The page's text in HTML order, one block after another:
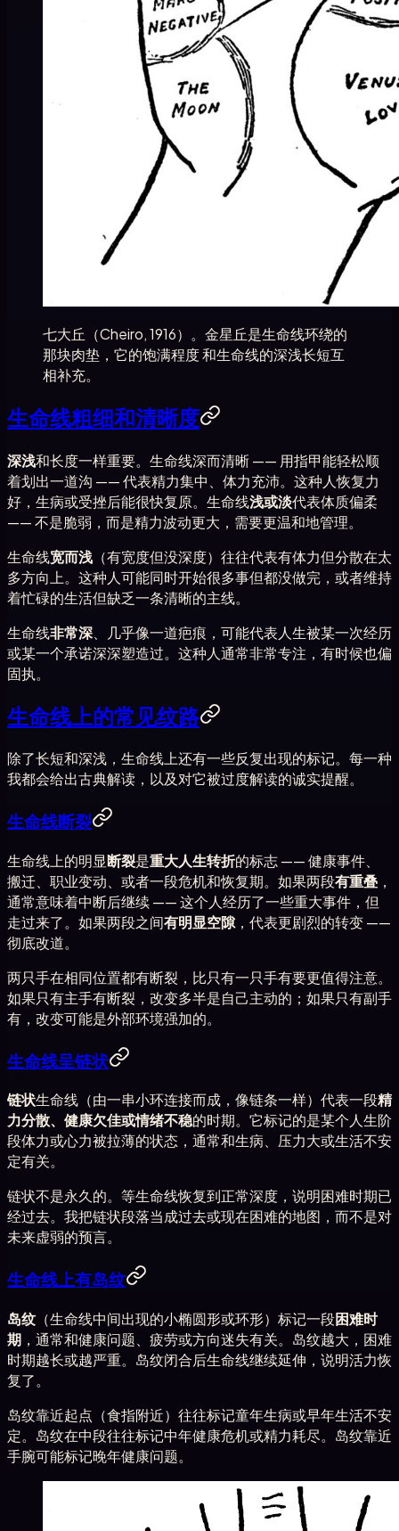
七大丘（Cheiro, 1916）。金星丘是生命线环绕的
那块肉垫，它的饱满程度 和生命线的深浅长短互
相补充。
生命线粗细和清晰度
深浅和长度一样重要。生命线深而清晰 —— 用指甲能轻松顺
着划出一道沟 —— 代表精力集中、体力充沛。这种人恢复力
好，生病或受挫后能很快复原。生命线浅或淡代表体质偏柔
—— 不是脆弱，而是精力波动更大，需要更温和地管理。
生命线宽而浅 （有宽度但没深度）往往代表有体力但分散在太
多方向上。这种人可能同时开始很多事但都没做完，或者维持
着忙碌的生活但缺乏一条清晰的主线。
生命线非常深 、几乎像一道疤痕，可能代表人生被某一次经历
或某一个承诺深深塑造过。这种人通常非常专注，有时候也偏
固执。
生命线上的常见纹路
除了长短和深浅，生命线上还有一些反复出现的标记。每一种
我都会给出古典解读，以及对它被过度解读的诚实提醒。
生命线断裂
生命线上的明显断裂是重大人生转折的标志 —— 健康事件、
搬迁、职业变动、或者一段危机和恢复期。如果两段有重叠 ，
通常意味着中断后继续 —— 这个人经历了一些重大事件，但
走过来了。如果两段之间有明显空隙，代表更剧烈的转变 ——
彻底改道。
两只手在相同位置都有断裂，比只有一只手有要更值得注意。
如果只有主手有断裂，改变多半是自己主动的；如果只有副手
有，改变可能是外部环境强加的。
生命线呈链状
链状生命线（由一串小环连接而成，像链条一样）代表一段精
力分散、健康欠佳或情绪不稳的时期。它标记的是某个人生阶
段体力或心力被拉薄的状态，通常和生病、压力大或生活不安
定有关。
链状不是永久的。等生命线恢复到正常深度，说明困难时期已
经过去。我把链状段落当成过去或现在困难的地图，而不是对
未来虚弱的预言。
生命线上有岛纹
岛纹（生命线中间出现的小椭圆形或环形）标记一段困难时
期 ，通常和健康问题、疲劳或方向迷失有关。岛纹越大，困难
时期越长或越严重。岛纹闭合后生命线继续延伸，说明活力恢
复了。
岛纹靠近起点（食指附近）往往标记童年生病或早年生活不安
定。岛纹在中段往往标记中年健康危机或精力耗尽。岛纹靠近
手腕可能标记晚年健康问题。